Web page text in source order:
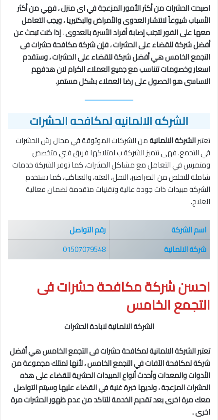
اصبحت الحشرات من أكثر الأمور المزعجة في اى منزل ، فهي من أكثر
الأسباب شيوعاً لانتشار العدوى والأمراض والبكتيريا ، ويجب التعامل
معها على الفور لتجنب إصابة أفراد الأسرة بالعدوى،إذا كنت تبحث عن
أفضل شركة للقضاء على الحشرات ، فإن شركة مكافحة حشرات فى
التجمع الخامسهي أفضل شركة للقضاء على الحشرات ، وستقدم
اسعار وخصومات تتناسب مع جميع العملاء الكرام لان هدفهم
الاساسى هو الحصول على رضا العملاء بشكل مستمر.
الشركه الالمانيه لمكافحه الحشرات
تعتبرالشركة الالمانيةمن الشركات الموثوقة في مجال رش الحشرات
في التجمع. فهى تتميز الشركة ب امتلاكها فريق فني متخصص
ومتمرس في التعامل مع مشاكل الحشرات، كما توفر الشركة خدمات
شاملة للتخلص من الصراصير، النمل، العتة، والعناكب، كما تستخدم
الشركة مبيدات ذات جودة عالية وتقنيات متقدمة لضمان فعالية
العلاج.
اسم الشركة
رقم التواصل
شركة الالمانية
01507079548
احسن شركة مكافحة حشرات فى
التجمع الخامس
الشركة الالمانية لابادة الحشرات
تعتبر الشركة الالمانية لمكافحة حشرات فى التجمع الخامسهي أفضل
شركة لمكافحة الآفات في التجمع الخامس، لأنها تمتلكمجموعةمن
الأدوات والمعدات وأحدث أنواع المبيدات الحشرية للقضاء على هذه
الحشرات المزعجة ، ولديهاخبرة غنية فيالقضاء عليها وسيتم التواصل
معك مرة اخرى بعد تقديم الخدمة للتاكد من عدم ظهور الحشرات مرة
اخرى .